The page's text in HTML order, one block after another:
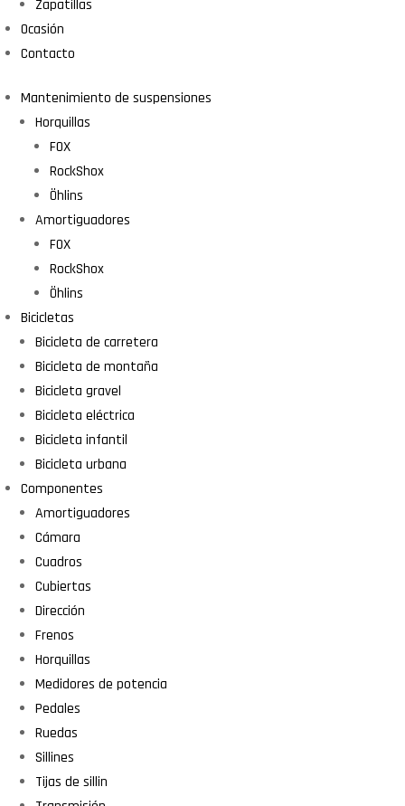
Zapatillas
Ocasión
Contacto
Mantenimiento de suspensiones
Horquillas
FOX
RockShox
Öhlins
Amortiguadores
FOX
RockShox
Öhlins
Bicicletas
Bicicleta de carretera
Bicicleta de montaña
Bicicleta gravel
Bicicleta eléctrica
Bicicleta infantil
Bicicleta urbana
Componentes
Amortiguadores
Cámara
Cuadros
Cubiertas
Dirección
Frenos
Horquillas
Medidores de potencia
Pedales
Ruedas
Sillines
Tijas de sillin